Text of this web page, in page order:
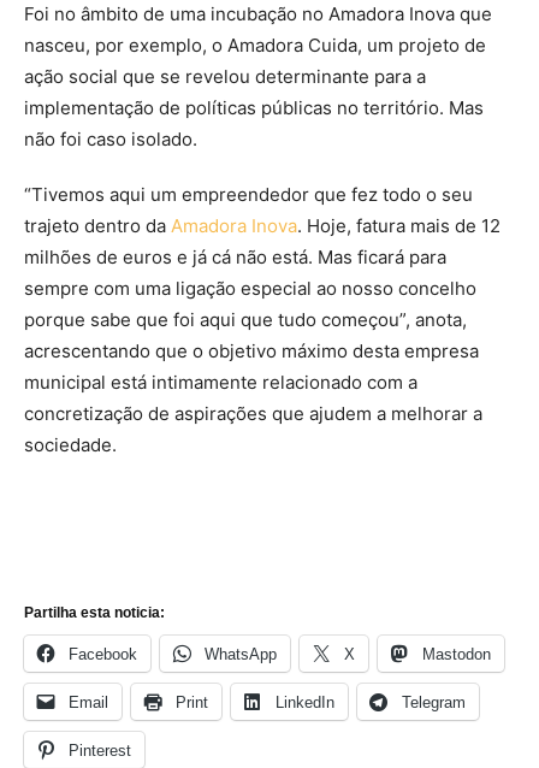
Foi no âmbito de uma incubação no Amadora Inova que
nasceu, por exemplo, o Amadora Cuida, um projeto de
ação social que se revelou determinante para a
implementação de políticas públicas no território. Mas
não foi caso isolado.
“Tivemos aqui um empreendedor que fez todo o seu
trajeto dentro da Amadora Inova. Hoje, fatura mais de 12
milhões de euros e já cá não está. Mas ficará para
sempre com uma ligação especial ao nosso concelho
porque sabe que foi aqui que tudo começou”, anota,
acrescentando que o objetivo máximo desta empresa
municipal está intimamente relacionado com a
concretização de aspirações que ajudem a melhorar a
sociedade.
Partilha esta noticia:
Facebook WhatsApp X Mastodon
Email Print LinkedIn Telegram
Pinterest